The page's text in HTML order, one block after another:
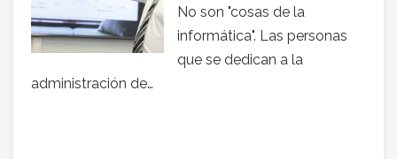
No son "cosas de la
informática". Las personas
que se dedican a la
administración de…